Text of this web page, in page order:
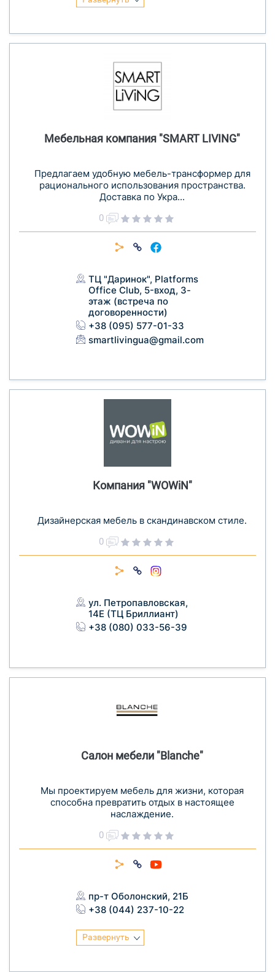
Мебельная компания "SMART LIVING"
Предлагаем удобную мебель-трансформер для
рационального использования пространства.
Доставка по Укра...
0
ТЦ "Даринок", Platforms
Office Club, 5-вход, 3-
этаж (встреча по
договоренности)
+38 (095) 577-01-33
smartlivingua@gmail.com
Компания "WOWiN"
Дизайнерская мебель в скандинавском стиле.
0
ул. Петропавловская,
14Е (ТЦ Бриллиант)
+38 (080) 033-56-39
Салон мебели "Blanche"
Мы проектируем мебель для жизни, которая
способна превратить отдых в настоящее
наслаждение.
0
пр-т Оболонский, 21Б
+38 (044) 237-10-22
Развернуть